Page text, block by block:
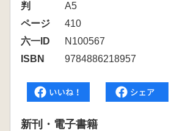
判
A5
ページ
410
六一ID
N100567
ISBN
9784886218957
新刊・電子書籍